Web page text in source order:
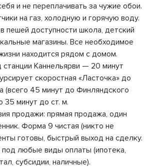
и не переплачивать за чужие обои.
на газ, холодную и горячую воду.
пешей доступности школа, детский
магазины. Все необходимое
находится рядом с домом.
Каннельярви — 20 минут
скоростная «Ласточка» до
(всего 45 минут до Финляндского
35 минут до ст. м.
продажи: прямая продажа, один
Форма 9 чистая (никто не
готовы, быстрый выход на сделку.
любые виды оплаты (ипотека,
субсидии, наличные).